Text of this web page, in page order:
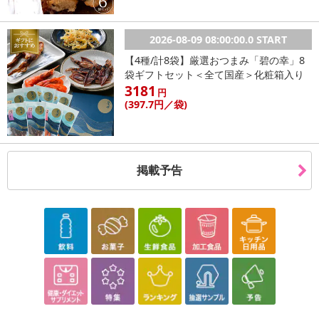
2026-08-09 08:00:00.0 START
【4種/計8袋】厳選おつまみ「碧の幸」8
袋ギフトセット＜全て国産＞化粧箱入り
3181 円
(397.7円／袋)
掲載予告